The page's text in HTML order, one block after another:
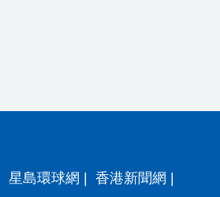
星島環球網 香港新聞網